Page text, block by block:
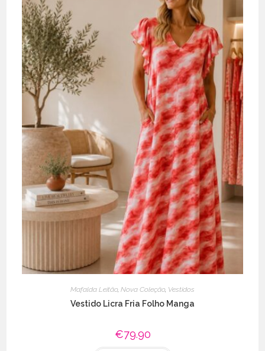
Mafalda Leitão, Nova Coleção, Vestidos
Vestido Licra Fria Folho Manga
€79.90